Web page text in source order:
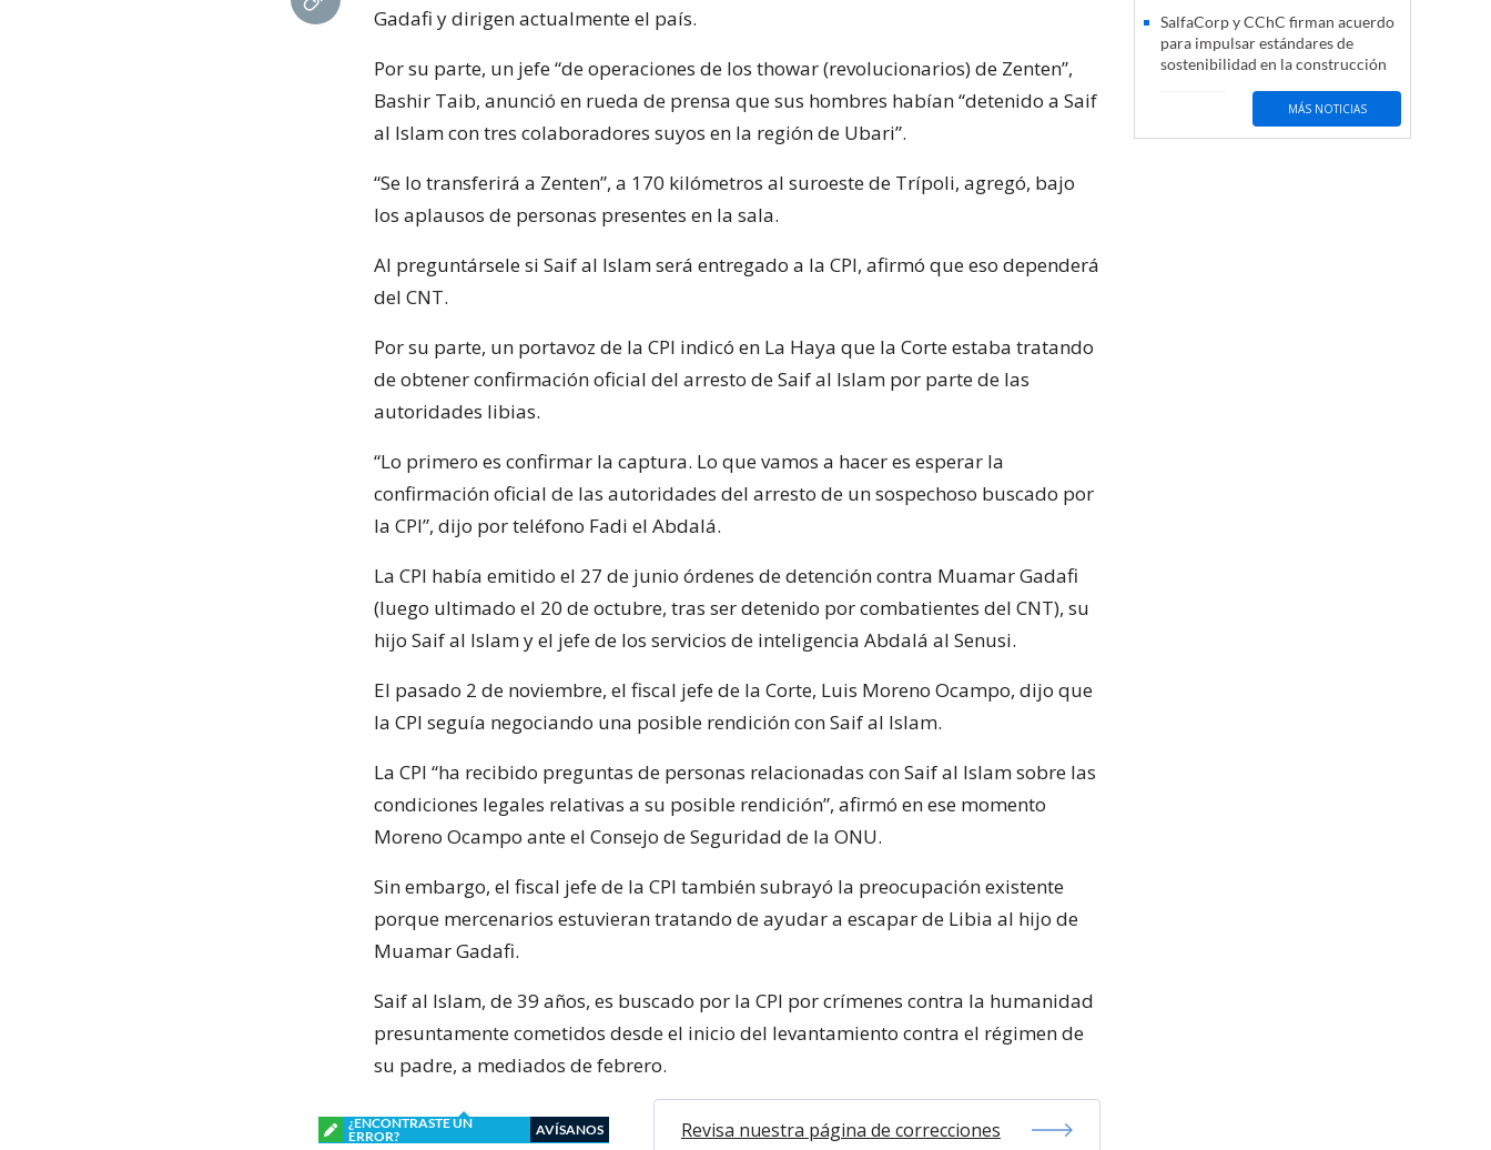
Gadafi y dirigen actualmente el país.
Por su parte, un jefe “de operaciones de los thowar (revolucionarios) de Zenten”,
Bashir Taib, anunció en rueda de prensa que sus hombres habían “detenido a Saif
al Islam con tres colaboradores suyos en la región de Ubari”.
“Se lo transferirá a Zenten”, a 170 kilómetros al suroeste de Trípoli, agregó, bajo
los aplausos de personas presentes en la sala.
Al preguntársele si Saif al Islam será entregado a la CPI, afirmó que eso dependerá
del CNT.
Por su parte, un portavoz de la CPI indicó en La Haya que la Corte estaba tratando
de obtener confirmación oficial del arresto de Saif al Islam por parte de las
autoridades libias.
“Lo primero es confirmar la captura. Lo que vamos a hacer es esperar la
confirmación oficial de las autoridades del arresto de un sospechoso buscado por
la CPI”, dijo por teléfono Fadi el Abdalá.
La CPI había emitido el 27 de junio órdenes de detención contra Muamar Gadafi
(luego ultimado el 20 de octubre, tras ser detenido por combatientes del CNT), su
hijo Saif al Islam y el jefe de los servicios de inteligencia Abdalá al Senusi.
El pasado 2 de noviembre, el fiscal jefe de la Corte, Luis Moreno Ocampo, dijo que
la CPI seguía negociando una posible rendición con Saif al Islam.
La CPI “ha recibido preguntas de personas relacionadas con Saif al Islam sobre las
condiciones legales relativas a su posible rendición”, afirmó en ese momento
Moreno Ocampo ante el Consejo de Seguridad de la ONU.
Sin embargo, el fiscal jefe de la CPI también subrayó la preocupación existente
porque mercenarios estuvieran tratando de ayudar a escapar de Libia al hijo de
Muamar Gadafi.
Saif al Islam, de 39 años, es buscado por la CPI por crímenes contra la humanidad
presuntamente cometidos desde el inicio del levantamiento contra el régimen de
su padre, a mediados de febrero.
¿ENCONTRASTE UN
ERROR?
AVÍSANOS Revisa nuestra página de correcciones
SalfaCorp y CChC firman acuerdo
para impulsar estándares de
sostenibilidad en la construcción
MÁS NOTICIAS